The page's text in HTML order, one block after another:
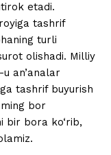
etadi.
tashrif
turli
olishadi. Milliy
an’analar
tashrif buyurish
bor
bir bora ko‘rib,